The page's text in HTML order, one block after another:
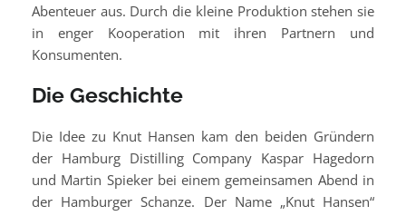
Abenteuer aus. Durch die kleine Produktion stehen sie
in enger Kooperation mit ihren Partnern und
Konsumenten.
Die Geschichte
Die Idee zu Knut Hansen kam den beiden Gründern
der Hamburg Distilling Company Kaspar Hagedorn
und Martin Spieker bei einem gemeinsamen Abend in
der Hamburger Schanze. Der Name „Knut Hansen“